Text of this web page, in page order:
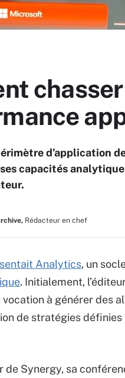
d’application
capacités
Rédacteur en chef
Analytics, un
. Initialement,
à générer des
de stratégies
de Synergy, sa